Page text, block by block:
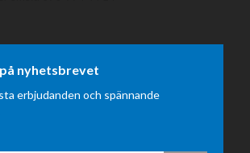
nyhetsbrevet
erbjudanden och spännande